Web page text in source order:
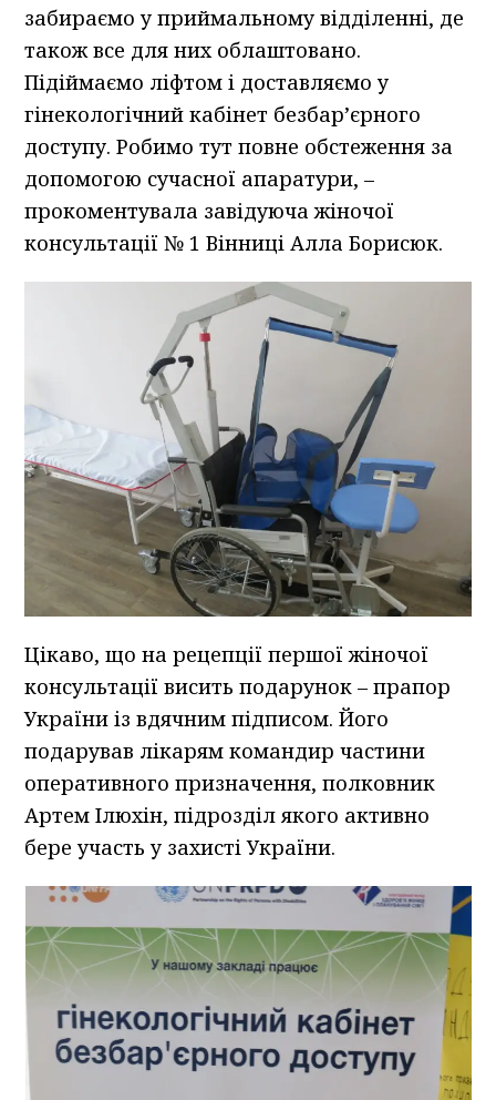
забираємо у приймальному відділенні, де
також все для них облаштовано.
Підіймаємо ліфтом і доставляємо у
гінекологічний кабінет безбар’єрного
доступу. Робимо тут повне обстеження за
допомогою сучасної апаратури, –
прокоментувала завідуюча жіночої
консультації № 1 Вінниці Алла Борисюк.
Цікаво, що на рецепції першої жіночої
консультації висить подарунок – прапор
України із вдячним підписом. Його
подарував лікарям командир частини
оперативного призначення, полковник
Артем Ілюхін, підрозділ якого активно
бере участь у захисті України.